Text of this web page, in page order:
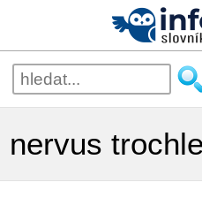
nervus